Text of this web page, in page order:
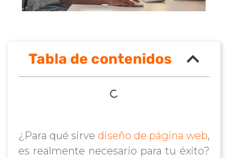
Tabla de contenidos
¿Para qué sirve diseño de página web,
es realmente necesario para tu éxito?